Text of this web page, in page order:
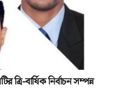
ত্রি-বার্ষিক নির্বাচন সম্পন্ন